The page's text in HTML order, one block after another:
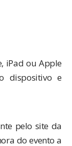
iPad ou Apple
dispositivo e
pelo site da
do evento a